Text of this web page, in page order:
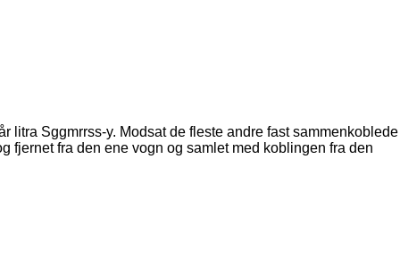
litra Sggmrrss-y. Modsat de fleste andre fast sammenkoblede
fjernet fra den ene vogn og samlet med koblingen fra den